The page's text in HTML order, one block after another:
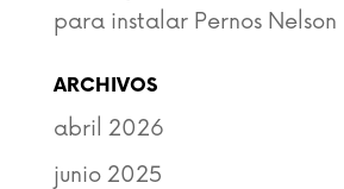
para instalar Pernos Nelson
ARCHIVOS
abril 2026
junio 2025